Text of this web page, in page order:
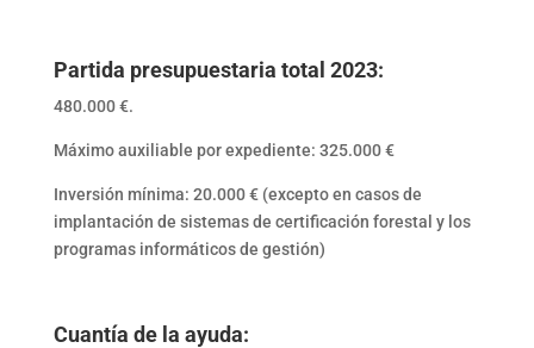
Partida presupuestaria total 2023:
480.000 €.
Máximo auxiliable por expediente: 325.000 €
Inversión mínima: 20.000 € (excepto en casos de
implantación de sistemas de certificación forestal y los
programas informáticos de gestión)
Cuantía de la ayuda: